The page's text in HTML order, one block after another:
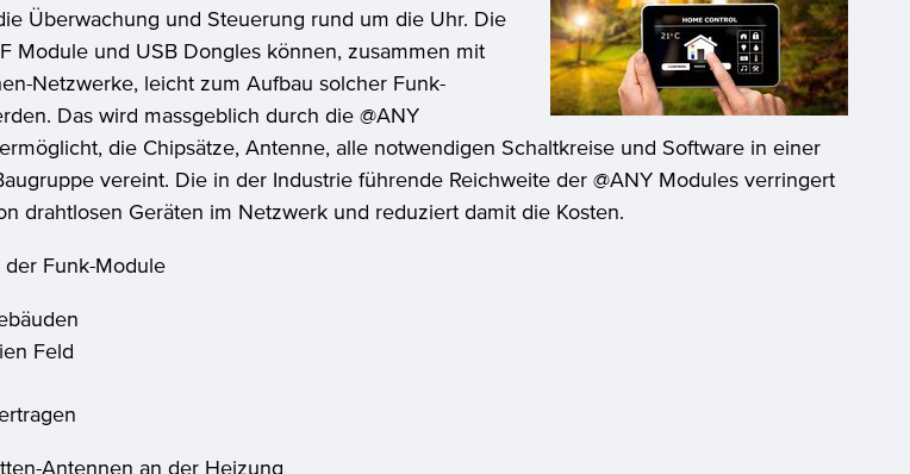
Überwachung und Steuerung rund um die Uhr. Die
Module und USB Dongles können, zusammen mit
Netzwerke, leicht zum Aufbau solcher Funk-
Das wird massgeblich durch die @ANY
die Chipsätze, Antenne, alle notwendigen Schaltkreise und Software in einer
vereint. Die in der Industrie führende Reichweite der @ANY Modules verringert
drahtlosen Geräten im Netzwerk und reduziert damit die Kosten.
Funk-Module
Feld
Antennen an der Heizung